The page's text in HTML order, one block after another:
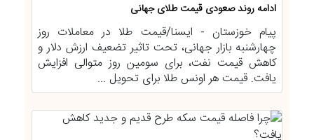
ادامه روند صعودی قیمت طلای جهانی
پیام خوزستان - ایسنا/قیمت طلا در معاملات روز
چهارشنبه بازار جهانی، تحت تاثیر تضعیف ارزش دلار و
کاهش قیمت نفت، برای سومین روز متوالی افزایش
یافت. قیمت هر اونس طلا برای تحویل ...